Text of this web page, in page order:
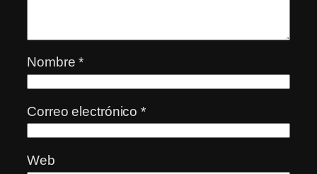
Nombre*
Correo electrónico*
Web